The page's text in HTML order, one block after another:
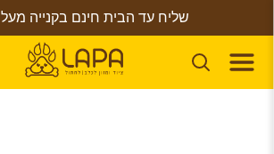
שליח עד הבית חינם בקנייה מעל 199 ₪